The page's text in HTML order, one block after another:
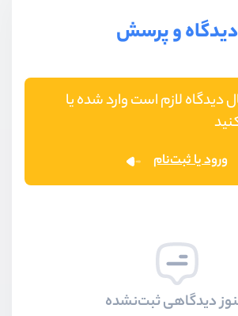
دیدگاه و پرسش
دیدگاه لازم است وارد شده یا
ورود یا ثبت‌نام
دیدگاهی ثبت‌نشده